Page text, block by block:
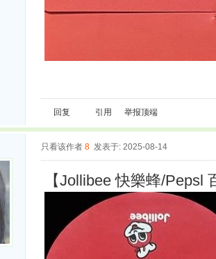
回复 引用 举报顶端
只看该作者 8 发表于: 2025-08-14
【Jollibee 快樂蜂/Pepsl